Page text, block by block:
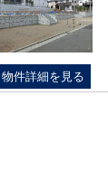
物件詳細を見る